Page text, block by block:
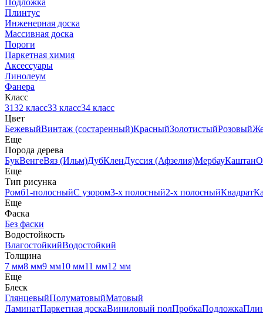
Подложка
Плинтус
Инженерная доска
Массивная доска
Пороги
Паркетная химия
Аксессуары
Линолеум
Фанера
Класс
3132 класс33 класс34 класс
Цвет
БежевыйВинтаж (состаренный)КрасныйЗолотистыйРозовый
Еще
Порода дерева
БукВенгеВяз (Ильм)ДубКленДуссия (Афзелия)МербауКаштан
Еще
Тип рисунка
Ромб1-полосныйС узором3-х полосный2-х полосныйКвадрат
Еще
Фаска
Без фаски
Водостойкость
ВлагостойкийВодостойкий
Толщина
7 мм8 мм9 мм10 мм11 мм12 мм
Еще
Блеск
ГлянцевыйПолуматовыйМатовый
ЛаминатПаркетная доскаВиниловый полПробкаПодложка